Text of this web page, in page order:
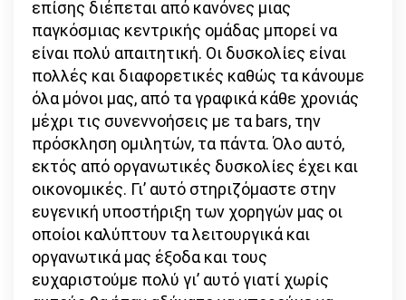
επίσης διέπεται από κανόνες μιας
παγκόσμιας κεντρικής ομάδας μπορεί να
είναι πολύ απαιτητική. Οι δυσκολίες είναι
πολλές και διαφορετικές καθώς τα κάνουμε
όλα μόνοι μας, από τα γραφικά κάθε χρονιάς
μέχρι τις συνεννοήσεις με τα bars, την
πρόσκληση ομιλητών, τα πάντα. Όλο αυτό,
εκτός από οργανωτικές δυσκολίες έχει και
οικονομικές. Γι’ αυτό στηριζόμαστε στην
ευγενική υποστήριξη των χορηγών μας οι
οποίοι καλύπτουν τα λειτουργικά και
οργανωτικά μας έξοδα και τους
ευχαριστούμε πολύ γι’ αυτό γιατί χωρίς